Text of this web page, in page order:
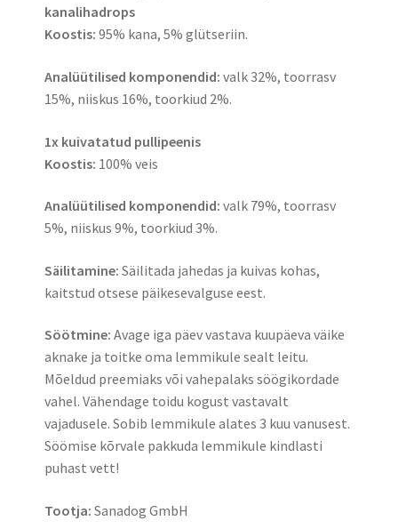
kanalihadrops
Koostis: 95% kana, 5% glütseriin.
Analüütilised komponendid: valk 32%, toorrasv
15%, niiskus 16%, toorkiud 2%.
1x kuivatatud pullipeenis
Koostis: 100% veis
Analüütilised komponendid: valk 79%, toorrasv
5%, niiskus 9%, toorkiud 3%.
Säilitamine: Säilitada jahedas ja kuivas kohas,
kaitstud otsese päikesevalguse eest.
Söötmine: Avage iga päev vastava kuupäeva väike
aknake ja toitke oma lemmikule sealt leitu.
Mõeldud preemiaks või vahepalaks söögikordade
vahel. Vähendage toidu kogust vastavalt
vajadusele. Sobib lemmikule alates 3 kuu vanusest.
Söömise kõrvale pakkuda lemmikule kindlasti
puhast vett!
Tootja: Sanadog GmbH